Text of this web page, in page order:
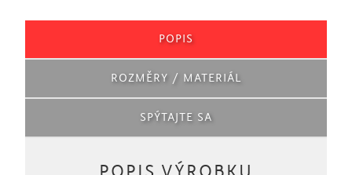
POPIS
ROZMĚRY / MATERIÁL
SPÝTAJTE SA